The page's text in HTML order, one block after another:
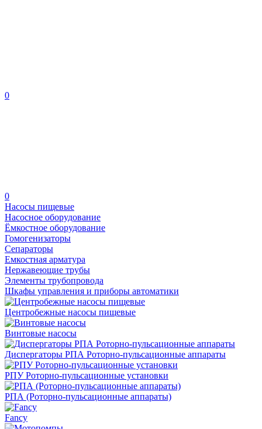
0
0
Насосы пищевые
Насосное оборудование
Ёмкостное оборудование
Гомогенизаторы
Сепараторы
Емкостная арматура
Нержавеющие трубы
Элементы трубопровода
Шкафы управления и приборы автоматики
Центробежные насосы пищевые
Винтовые насосы
Диспергаторы РПА Роторно-пульсационные аппараты
РПУ Роторно-пульсационные установки
РПА (Роторно-пульсационные аппараты)
Fancy